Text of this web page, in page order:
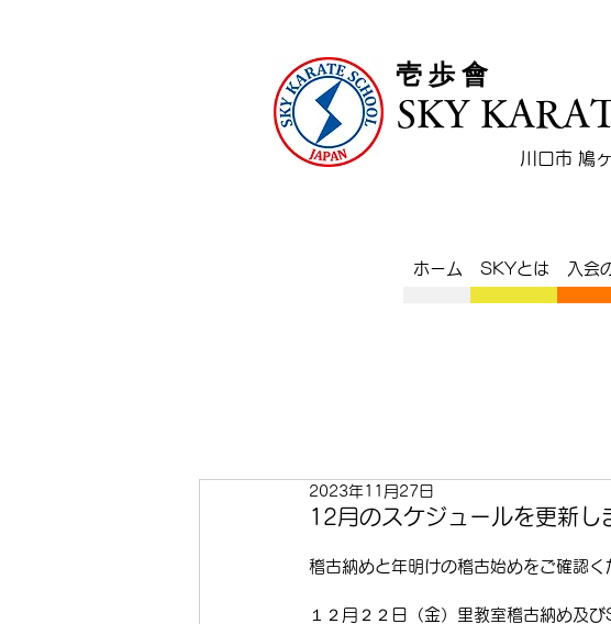
SKY
​壱 歩 會
川口市 鳩
ホーム SKYとは 入会
12月のスケジュールを更新し
2023年11月27日
稽古納めと年明けの稽古始めをご確認く
１２月２２日（金）里教室稽古納め及